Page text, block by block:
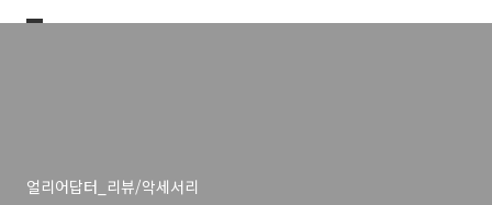
얼리어답터_리뷰/악세서리